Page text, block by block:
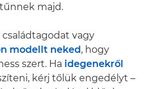
majd.
vagy
modellt neked, hogy
szert. Ha idegenekről
kérj tőlük engedélyt –